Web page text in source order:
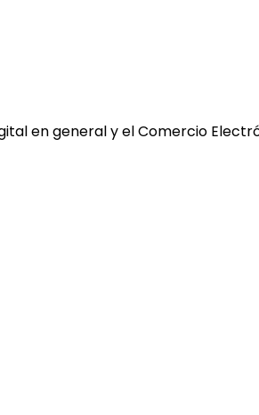
en general y el Comercio